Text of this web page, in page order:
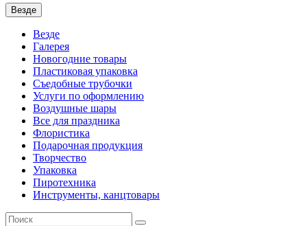
Везде
Везде
Галерея
Новогодние товары
Пластиковая упаковка
Съедобные трубочки
Услуги по оформлению
Воздушные шары
Все для праздника
Флористика
Подарочная продукция
Творчество
Упаковка
Пиротехника
Инструменты, канцтовары